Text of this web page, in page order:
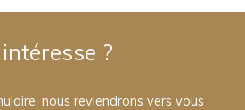
?
nous reviendrons vers vous